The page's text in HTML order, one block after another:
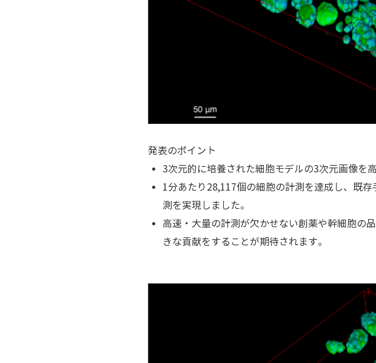
発表のポイント
3次元的に培養された細胞モデルの3次元画像を
1分あたり28,117個の細胞の計測を達成し、既
測を実現しました。
高速・大量の計測が欠かせない創薬や幹細胞の
きな貢献をすることが期待されます。